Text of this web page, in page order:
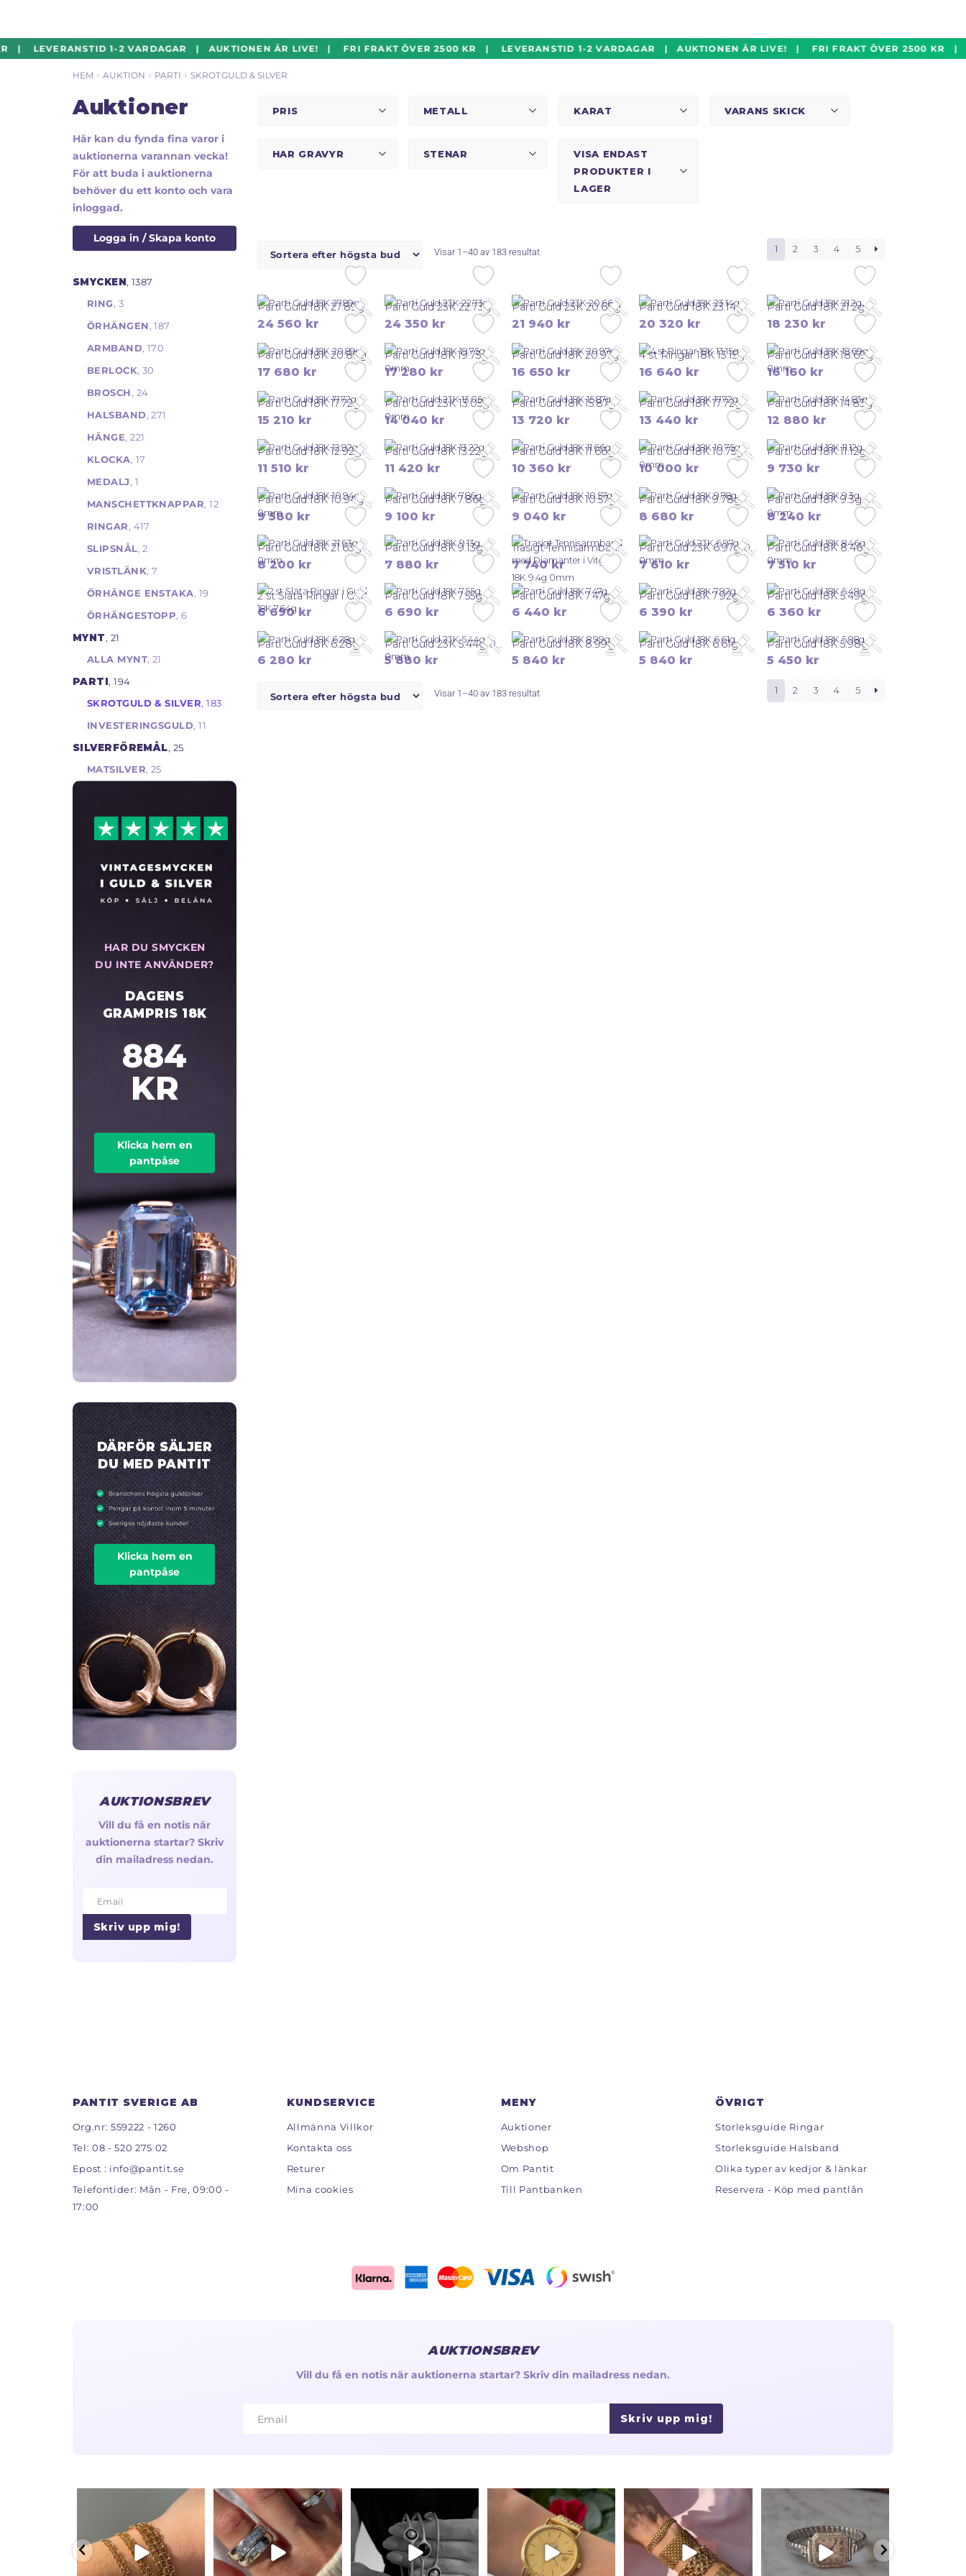
Hoppa
till
navigering
Hoppa
till
innehåll
1-2 VARDAGAR | AUKTIONEN ÄR LIVE! | FRI FRAKT ÖVER 2500 KR | LEVERANSTID 1-2 VARDAGAR | AUKTIONEN ÄR LIVE! | FRI FRAKT ÖVER 2500
HEM AUKTION PARTI SKROTGULD & SILVER
Auktioner
Här kan du fynda fina varor i
auktionerna varannan vecka!
För att buda i auktionerna
behöver du ett konto och vara
inloggad.
Logga in / Skapa konto
SMYCKEN, 1387
RING , 3
ÖRHÄNGEN , 187
ARMBAND, 170
BERLOCK, 30
BROSCH , 24
HALSBAND, 271
HÄNGE, 221
KLOCKA, 17
MEDALJ , 1
MANSCHETTKNAPPAR, 12
RINGAR , 417
SLIPSNÅL, 2
VRISTLÄNK, 7
ÖRHÄNGE ENSTAKA, 19
ÖRHÄNGESTOPP, 6
MYNT, 21
ALLA MYNT, 21
PARTI, 194
SKROTGULD & SILVER, 183
INVESTERINGSGULD, 11
SILVERFÖREMÅL, 25
MATSILVER, 25
HAR DU SMYCKEN
DU INTE ANVÄNDER?
DAGENS
GRAMPRIS 18K
884
KR
Klicka hem en
pantpåse
DÄRFÖR SÄLJER
DU MED PANTIT
Klicka hem en
pantpåse
AUKTIONSBREV
Vill du få en notis när
auktionerna startar? Skriv
din mailadress nedan.
Email
Email
Skriv upp mig!
PRIS METALL KARAT VARANS SKICK
HAR GRAVYR STENAR
VISA ENDAST
PRODUKTER I
LAGER
Visar 1–40 av 183 resultatSortera
1 2 3 4 5
Parti Guld 18K 27.89g
24 560 kr
Parti Guld 23K 22.73g
24 350 kr
Parti Guld 23K 20.66g
21 940 kr
Parti Guld 18K 23.14g
20 320 kr
Parti Guld 18K 21.2g
18 230 kr
Parti Guld 18K 20.89g
17 680 kr
Parti Guld 18K 19.75g 0mm
17 280 kr
Parti Guld 18K 20.97g
16 650 kr
4 st Ringar 18K 13.15g
16 640 kr
Parti Guld 18K 18.69g 0mm
16 160 kr
Parti Guld 18K 17.72g
15 210 kr
Parti Guld 23K 13.05g 0mm
14 040 kr
Parti Guld 18K 15.87g
13 720 kr
Parti Guld 18K 17.72g
13 440 kr
Parti Guld 18K 14.83g
12 880 kr
Parti Guld 18K 12.92g
11 510 kr
Parti Guld 18K 13.22g
11 420 kr
Parti Guld 18K 11.66g
10 360 kr
Parti Guld 18K 10.75g 0mm
10 000 kr
Parti Guld 18K 11.12g
9 730 kr
Parti Guld 18K 10.94g 0mm
9 580 kr
Parti Guld 18K 7.86g
9 100 kr
Parti Guld 18K 10.57g
9 040 kr
Parti Guld 18K 9.78g
8 680 kr
Parti Guld 18K 9.3g 0mm
8 240 kr
Parti Guld 18K 21.63g 0mm
8 200 kr
Parti Guld 18K 9.13g
7 880 kr
Trasigt Tennisarmband med Diamanter i Vitguld 18K 9.4g 0mm
7 740kr
Parti Guld 23K 6.97g 0mm
7 610 kr
Parti Guld 18K 8.46g 0mm
7 510 kr
2 st Släta Ringar i Guld 18K 7.64g
6 690 kr
Parti Guld 18K 7.55g
6 690 kr
Parti Guld 18K 7.47g
6 440 kr
Parti Guld 18K 7.92g
6 390 kr
Parti Guld 18K 5.49g
6 360 kr
Parti Guld 18K 6.28g
6 280 kr
Parti Guld 23K 5.44g 0mm
5 880 kr
Parti Guld 18K 8.99g
5 840 kr
Parti Guld 18K 6.61g
5 840 kr
Parti Guld 18K 5.98g
5 450 kr
Visar 1–40 av 183 resultatSortera
1 2 3 4 5
PANTIT SVERIGE AB
Org.nr: 559222 - 1260
Tel:08 - 520 275 02
Epost : info@pantit.se
Telefontider: Mån - Fre, 09:00 -
17:00
KUNDSERVICE
Allmänna Villkor
Kontakta oss
Returer
Mina cookies
MENY
Auktioner
Webshop
Om Pantit
Till Pantbanken
ÖVRIGT
Storleksguide Ringar
Storleksguide Halsband
Olika typer av kedjor & länkar
Reservera - Köp med pantlån
AUKTIONSBREV
Vill du få en notis när auktionerna startar? Skriv din mailadress nedan.
Email
Email Skriv upp mig!